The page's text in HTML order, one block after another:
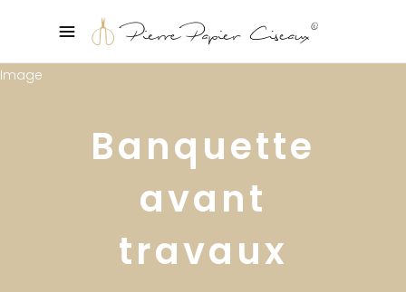
Banquette
avant
travaux